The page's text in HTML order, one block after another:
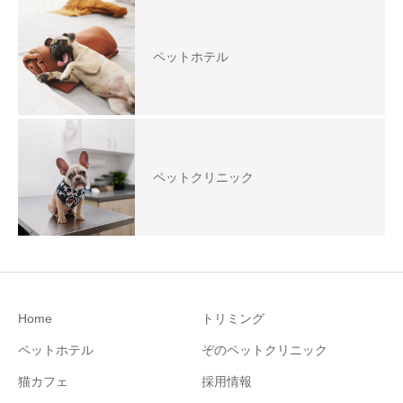
ペットホテル
ペットクリニック
Home トリミング
ペットホテル ぞのペットクリニック
猫カフェ 採用情報